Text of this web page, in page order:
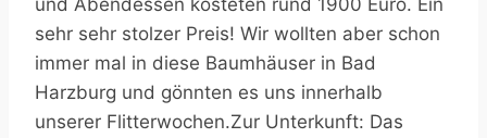
sehr sehr stolzer Preis! Wir wollten aber schon
immer mal in diese Baumhäuser in Bad
Harzburg und gönnten es uns innerhalb
unserer Flitterwochen.Zur Unterkunft: Das